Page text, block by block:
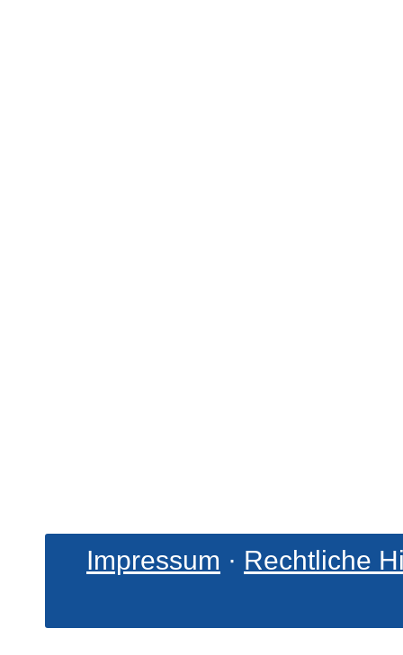
Impressum · Rechtliche